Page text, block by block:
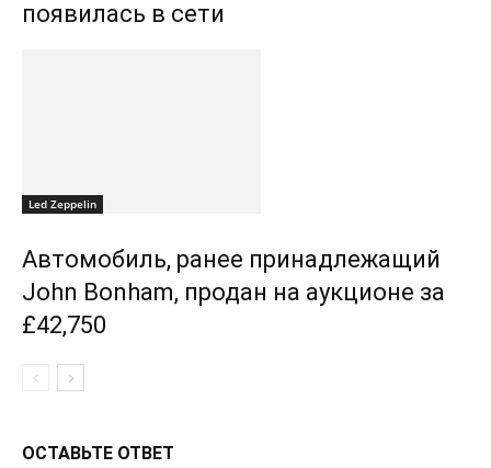
появилась в сети
Led Zeppelin
Автомобиль, ранее принадлежащий
John Bonham, продан на аукционе за
£42,750
ОСТАВЬТЕ ОТВЕТ